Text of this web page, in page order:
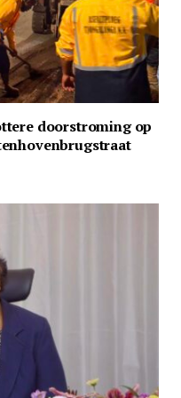
doorstroming op